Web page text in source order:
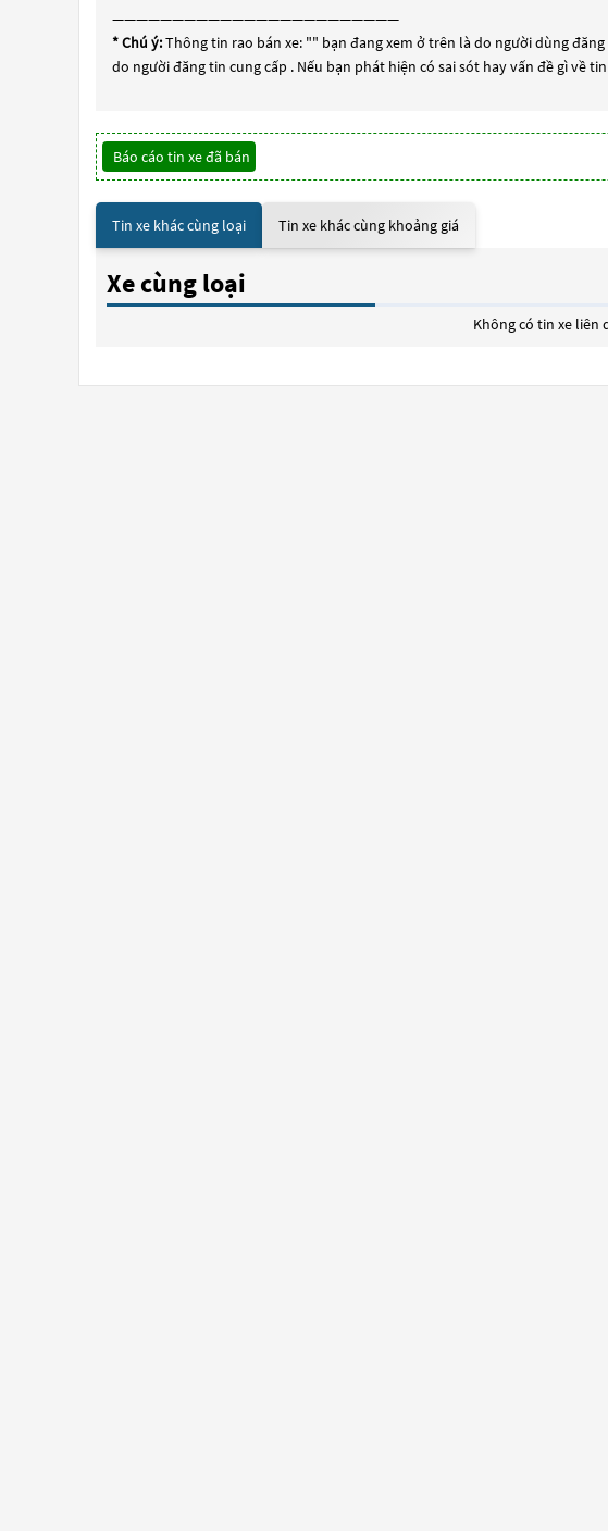
————————————————————————
* Chú ý:Thông tin rao bán xe: "" bạn đang xem ở trên là do người dùng
do người đăng tin cung cấp . Nếu bạn phát hiện có sai sót hay vấn đề gì về
Báo cáo tin xe đã bán
Tin xe khác cùng loại Tin xe khác cùng khoảng giá
Xe cùng loại
Không có tin xe liên